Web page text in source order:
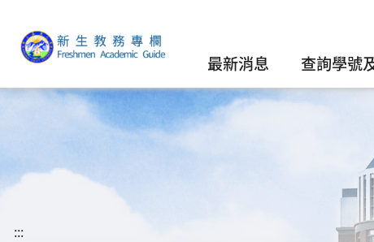
最新消息 查詢學號
:::